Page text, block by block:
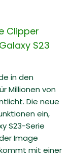
Clipper
S23
in den
Millionen von
Die neue
ein,
S23-Serie
Image
kommt mit einer